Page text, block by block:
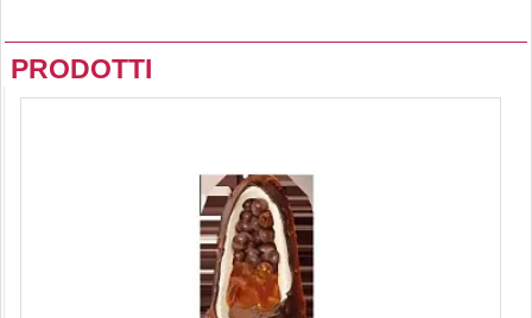
PRODOTTI